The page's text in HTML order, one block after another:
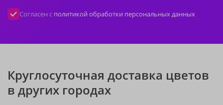
Согласен с политикой обработки персональных данных
Круглосуточная доставка цветов
в других городах